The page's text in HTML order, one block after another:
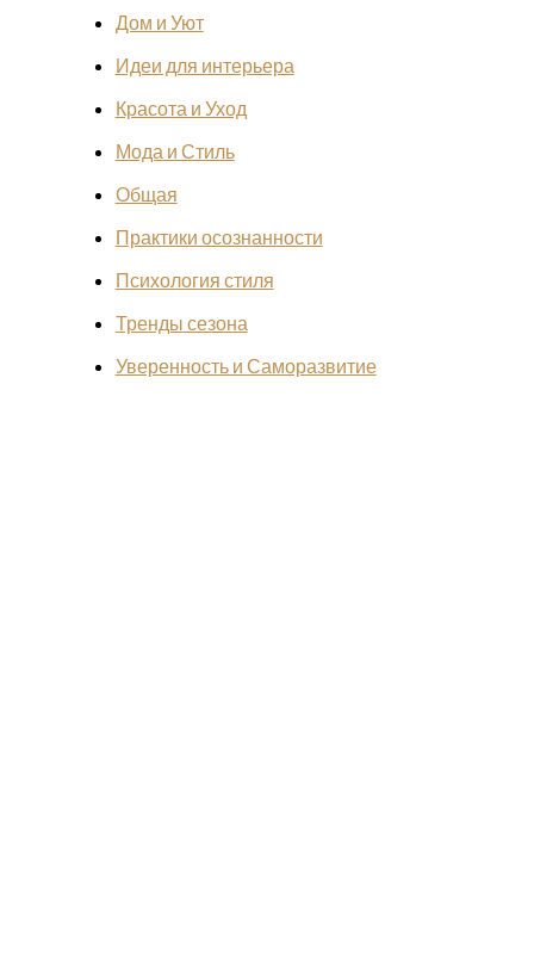
Дом и Уют
Идеи для интерьера
Красота и Уход
Мода и Стиль
Общая
Практики осознанности
Психология стиля
Тренды сезона
Уверенность и Саморазвитие